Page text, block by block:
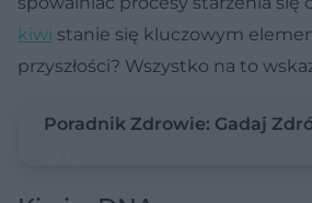
kiwi stanie się kluczowym
przyszłości? Wszystko na to
Poradnik Zdrowie: Gadaj